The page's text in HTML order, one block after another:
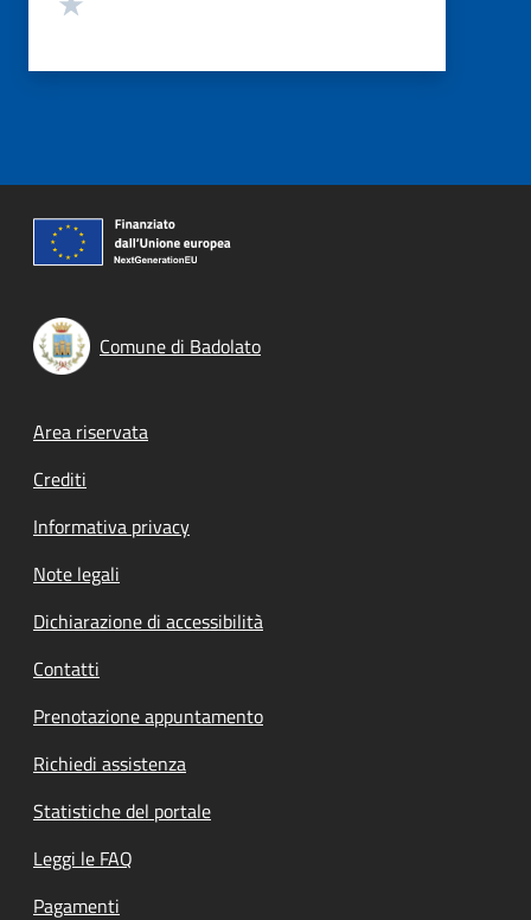
Comune di Badolato
Footer menu
Area riservata
Crediti
Informativa privacy
Note legali
Dichiarazione di accessibilità
Contatti
Prenotazione appuntamento
Richiedi assistenza
Statistiche del portale
Leggi le FAQ
Pagamenti